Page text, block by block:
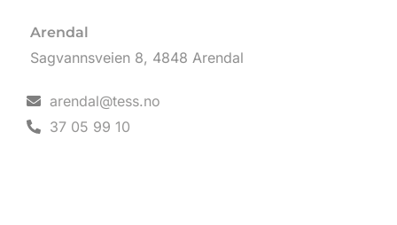
Arendal
Sagvannsveien 8, 4848 Arendal
arendal@tess.no
37 05 99 10